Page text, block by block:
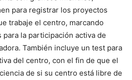
para registrar los proyectos
trabaje el centro, marcando
la participación activa de
También incluye un test para
del centro, con el fin de que el
de si su centro está libre de